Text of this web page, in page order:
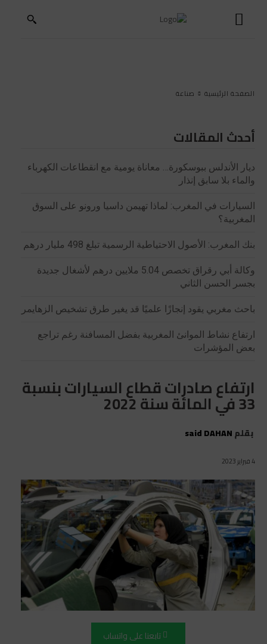
الصفحة الرئيسية صناعة
أحدث المقالات
ديار الأندلس ببوسكورة… معاناة يومية مع انقطاعات الكهرباء
والماء بلا سابق إنذار
السيارات في المغرب: لماذا تهيمن داسيا ورونو على السوق
المغربية؟
بنك المغرب: الأصول الاحتياطية الرسمية تبلغ 498 مليار درهم
وكالة أبي رقراق تخصص 5.04 ملايين درهم لأشغال جديدة
بجسر الحسن الثاني
باحث مغربي يقود إنجازًا علميًا قد يغير طرق تشخيص الزهايمر
ارتفاع نشاط الموانئ المغربية بفضل المسافنة رغم تراجع
بعض المؤشرات
ارتفاع صادرات قطاع السيارات بنسبة
33 في المائة سنة 2022
بقلمsaid DAHAN
4 فبراير 2023
تابعنا على واتساب